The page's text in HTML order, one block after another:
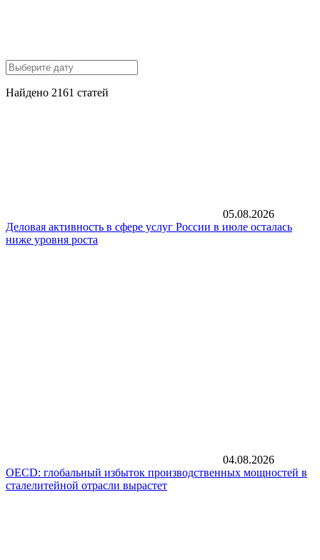
Найдено 2161 статей
05.08.2026
Деловая активность в сфере услуг России в июле осталась
ниже уровня роста
04.08.2026
OECD: глобальный избыток производственных мощностей в
сталелитейной отрасли вырастет